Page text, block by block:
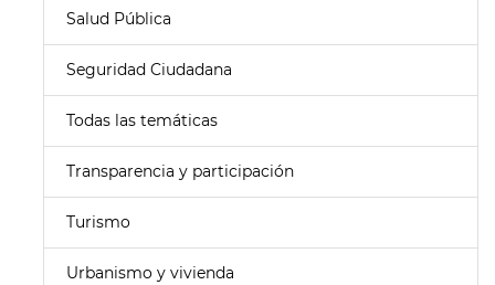
Salud Pública
Seguridad Ciudadana
Todas las temáticas
Transparencia y participación
Turismo
Urbanismo y vivienda